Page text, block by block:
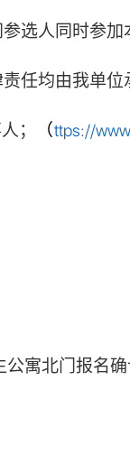
选人同时参加
任均由我单位
； （ttps://
公寓北门报名确